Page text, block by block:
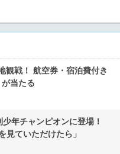
観戦！ 航空券・宿泊費付き
が当たる
年チャンピオンに登場！
見ていただけたら」